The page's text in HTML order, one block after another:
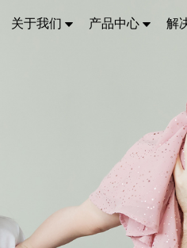
关于我们 产品中心 解